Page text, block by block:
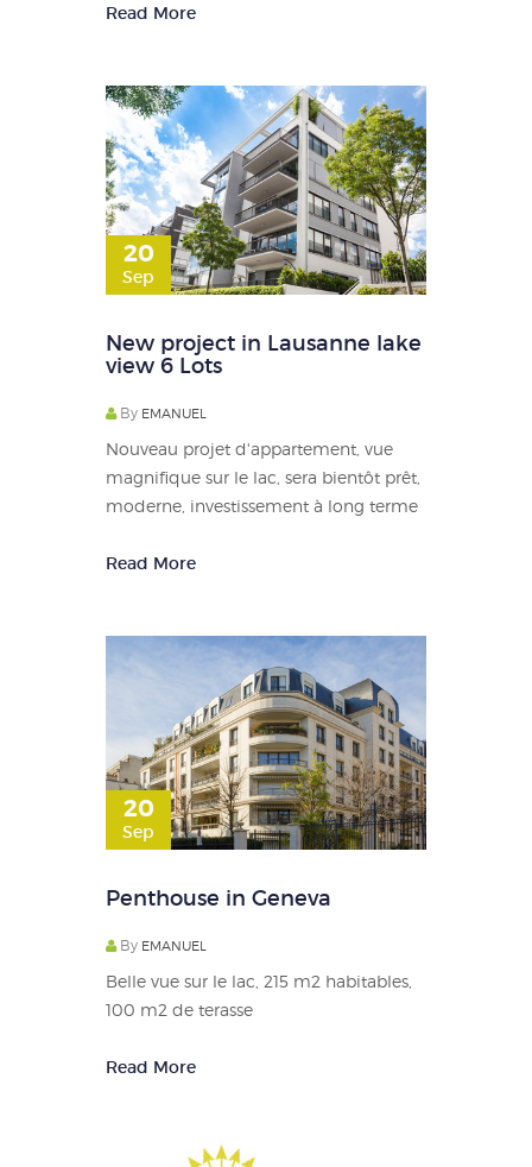
Read More
20
Sep
New project in Lausanne lake
view 6 Lots
By EMANUEL
Nouveau projet d'appartement, vue
magnifique sur le lac, sera bientôt prêt,
moderne, investissement à long terme
Read More
20
Sep
Penthouse in Geneva
By EMANUEL
Belle vue sur le lac, 215 m2 habitables,
100 m2 de terasse
Read More